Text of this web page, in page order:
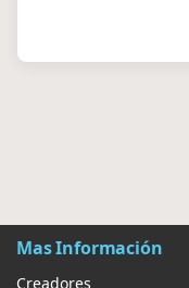
Mas Información
Creadores